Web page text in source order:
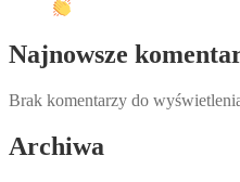
Najnowsze
Brak komentarzy do
Archiwa